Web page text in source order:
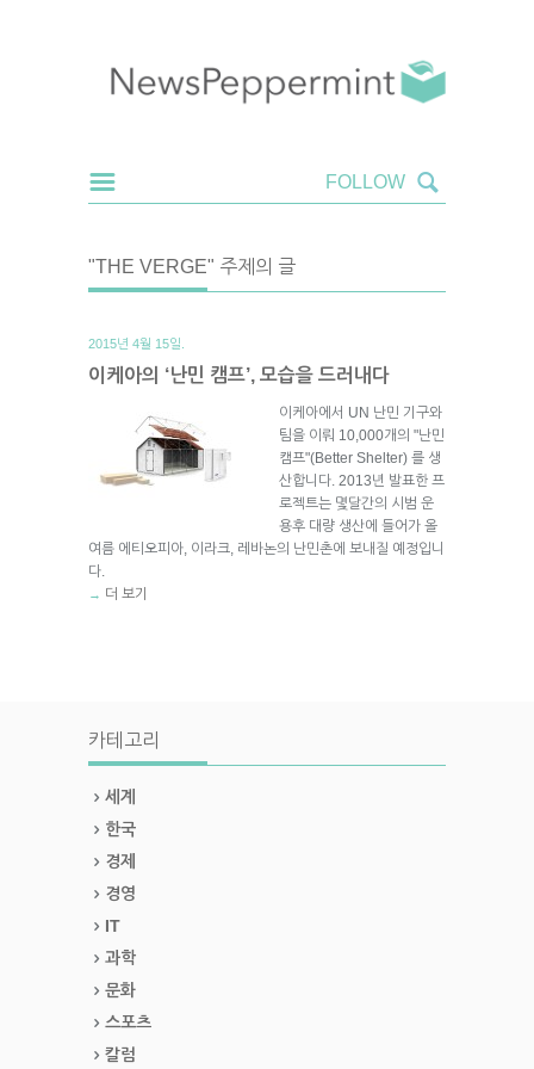
"THE VERGE" 주제의 글
2015년 4월 15일.
이케아의 ‘난민 캠프’, 모습을 드러내다
이케아에서 UN 난민 기구와
팀을 이뤄 10,000개의 "난민
캠프"(Better Shelter) 를 생
산합니다. 2013년 발표한 프
로젝트는 몇달간의 시범 운
용후 대량 생산에 들어가 올
여름 에티오피아, 이라크, 레바논의 난민촌에 보내질 예정입니
다.
→ 더 보기
카테고리
세계
한국
경제
경영
IT
과학
문화
스포츠
칼럼